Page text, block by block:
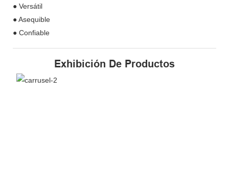
● Versátil
● Asequible
● Confiable
Exhibición De Productos